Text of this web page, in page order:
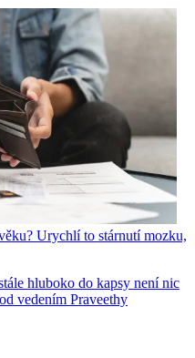
Urychlí to stárnutí mozku,
hluboko do kapsy není nic
vedením Praveethy